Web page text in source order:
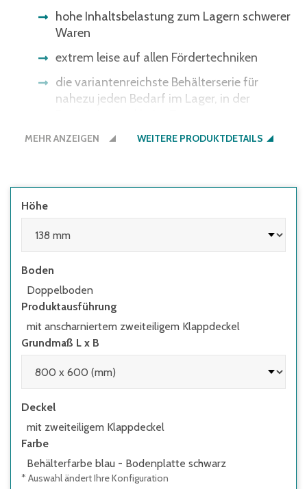
hohe Inhaltsbelastung zum Lagern schwerer
Waren
extrem leise auf allen Fördertechniken
die variantenreichste Behälterserie für
nahezu jeden Bedarf im Lager, in der
Bitte beachten Sie: Einige
wir Ihnen den Boden auch in der
MEHR ANZEIGEN WEITERE PRODUKTDETAILS
Höhe
Boden
Doppelboden
Produktausführung
mit anscharniertem zweiteiligem Klappdeckel
Grundmaß L x B
Deckel
mit zweiteiligem Klappdeckel
Farbe
Behälterfarbe blau - Bodenplatte schwarz
* Auswahl ändert Ihre Konfiguration